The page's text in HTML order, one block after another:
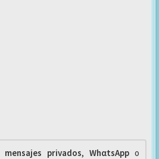
mensajes privados, WhαtsAppo